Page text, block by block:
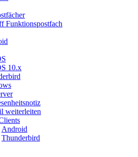
Funktionspostfach
10.x
weiterleiten
Android
Thunderbird